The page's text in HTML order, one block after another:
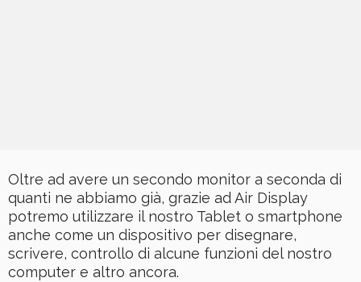
Oltre ad avere un secondo monitor a seconda di
quanti ne abbiamo già, grazie ad Air Display
potremo utilizzare il nostro Tablet o smartphone
anche come un dispositivo per disegnare,
scrivere, controllo di alcune funzioni del nostro
computer e altro ancora.